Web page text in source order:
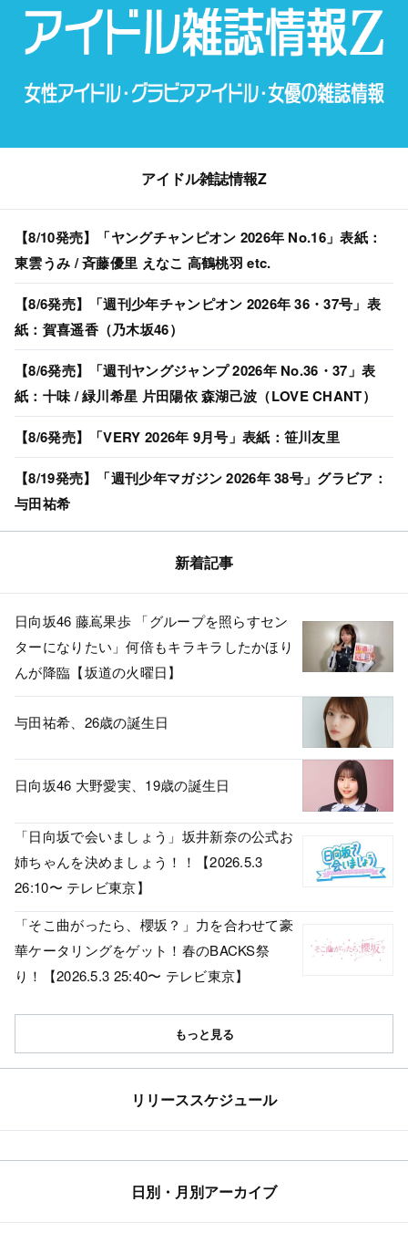
アイドル雑誌情報Z
【8/10発売】「ヤングチャンピオン 2026年 No.16」表紙：
東雲うみ / 斉藤優里 えなこ 高鶴桃羽 etc.
【8/6発売】「週刊少年チャンピオン 2026年 36・37号」表
紙：賀喜遥香（乃木坂46）
【8/6発売】「週刊ヤングジャンプ 2026年 No.36・37」表
紙：十味 / 緑川希星 片田陽依 森湖己波（LOVE CHANT）
【8/6発売】「VERY 2026年 9月号」表紙：笹川友里
【8/19発売】「週刊少年マガジン 2026年 38号」グラビア：
与田祐希
新着記事
日向坂46 藤嶌果歩 「グループを照らすセン
ターになりたい」何倍もキラキラしたかほり
んが降臨【坂道の火曜日】
与田祐希、26歳の誕生日
日向坂46 大野愛実、19歳の誕生日
「日向坂で会いましょう」坂井新奈の公式お
姉ちゃんを決めましょう！！【2026.5.3
26:10〜 テレビ東京】
「そこ曲がったら、櫻坂？」力を合わせて豪
華ケータリングをゲット！春のBACKS祭
り！【2026.5.3 25:40〜 テレビ東京】
もっと見る
リリーススケジュール
日別・月別アーカイブ